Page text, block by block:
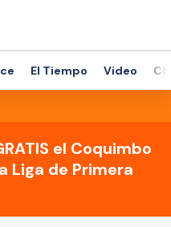
El Tiempo Video
el Coquimbo
Liga de Primera